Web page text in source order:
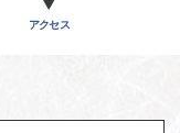
アクセス